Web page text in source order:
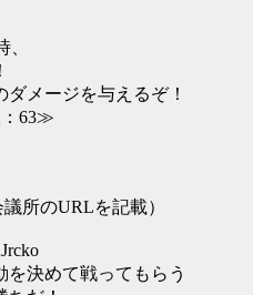
メージを与えるぞ！
63≫
所のURLを記載）
決めて戦ってもらう